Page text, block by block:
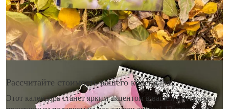
Рассчитайте стоимость вашего календаря
Этот календарь станет ярким акцентом в вашем интерьере и